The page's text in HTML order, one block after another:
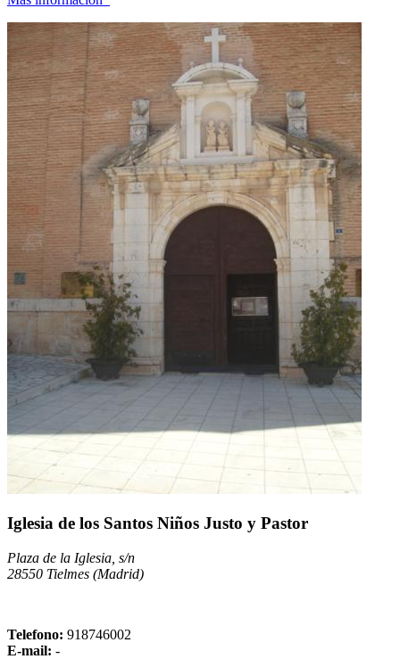
Iglesia de los Santos Niños Justo y Pastor
Plaza de la Iglesia, s/n
28550 Tielmes (Madrid)
Telefono: 918746002
E-mail: -